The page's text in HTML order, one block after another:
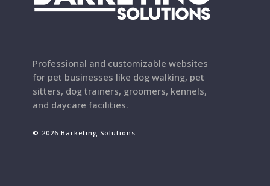
Professional and customizable websites
for pet businesses like dog walking, pet
sitters, dog trainers, groomers, kennels,
and daycare facilities.
© 2026 Barketing Solutions